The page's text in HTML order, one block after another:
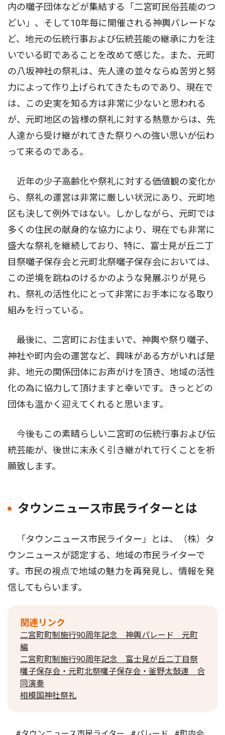
内の囃子団体などが集結する「二宮町民俗芸能のつ
どい」、そして10年毎に開催される神輿パレードな
ど、地元の伝統行事および伝統芸能の継承に力を注
いでいる町であることを改めて感じた。また、元町
の八坂神社の祭礼は、先人達の並々ならぬ苦労と努
力によって作り上げられてきたものであり、現在で
は、この史実を知る方は非常に少ないと思われる
が、元町地区の皆様の祭礼に対する熱意からは、先
人達から受け継がれてきた祭りへの強い思いが伝わ
って来るのである。
近年の少子高齢化や祭礼に対する価値観の変化か
ら、祭礼の運営は非常に厳しい状況にあり、元町地
区も決して例外ではない。しかしながら、元町では
多くの住民の献身的な協力により、現在でも非常に
盛大な祭礼を継続しており、特に、富士見が丘二丁
目祭囃子保存会と元町北祭囃子保存会においては、
この逆境を跳ねのけるかのような発展ぶりが見ら
れ、祭礼の活性化にとって非常にお手本になる取り
組みを行っている。
最後に、二宮町にお住まいで、神輿や祭り囃子、
神社や町内会の運営など、興味がある方がいれば是
非、地元の関係団体にお声がけを頂き、地域の活性
化の為に協力して頂けますと幸いです。きっとどの
団体も温かく迎えてくれると思います。
今後もこの素晴らしい二宮町の伝統行事および伝
統芸能が、後世に末永く引き継がれて行くことを祈
願致します。
タウンニュース市民ライターとは
「タウンニュース市民ライター」とは、（株）タ
ウンニュースが認定する、地域の市民ライターで
す。市民の視点で地域の魅力を再発見し、情報を発
信してもらいます。
関連リンク
二宮町町制施行90周年記念 神輿パレード 元町
編
二宮町町制施行90周年記念 富士見が丘二丁目祭
囃子保存会・元町北祭囃子保存会・釜野太鼓連 合
同演奏
相模国神社祭礼